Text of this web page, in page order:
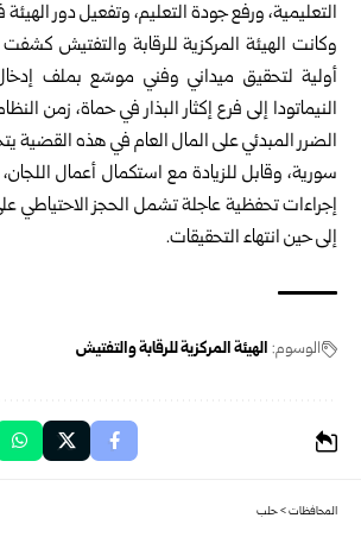
التعليمية، ورفع جودة التعليم، وتفعيل دور
وكانت الهيئة المركزية للرقابة والتفتيش
أولية لتحقيق ميداني وفني موسّع بملف
النيماتودا إلى فرع إكثار البذار في حماة، زمن
الضرر المبدئي على المال العام في هذه القضية
سورية، وقابل للزيادة مع استكمال أعمال
إجراءات تحفظية عاجلة تشمل الحجز الاحتياطي
إلى حين انتهاء التحقيقات.
الوسوم: الهيئة المركزية للرقابة والتفتيش
المحافظات>حلب